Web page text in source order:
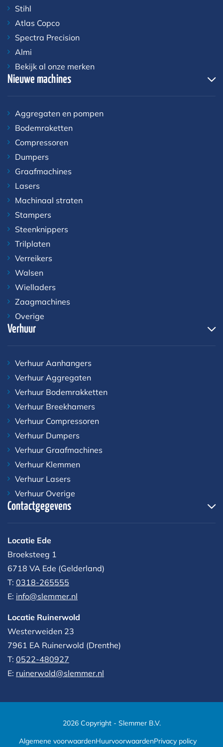
Stihl
Atlas Copco
Spectra Precision
Almi
Bekijk al onze merken
Nieuwe machines
Aggregaten en pompen
Bodemraketten
Compressoren
Dumpers
Graafmachines
Lasers
Machinaal straten
Stampers
Steenknippers
Trilplaten
Verreikers
Walsen
Wielladers
Zaagmachines
Overige
Verhuur
Verhuur Aanhangers
Verhuur Aggregaten
Verhuur Bodemrakketten
Verhuur Breekhamers
Verhuur Compressoren
Verhuur Dumpers
Verhuur Graafmachines
Verhuur Klemmen
Verhuur Lasers
Verhuur Overige
Contactgegevens
Locatie Ede
Broeksteeg 1
6718 VA Ede (Gelderland)
T: 0318-265555
E: info@slemmer.nl
Locatie Ruinerwold
Westerweiden 23
7961 EA Ruinerwold (Drenthe)
T: 0522-480927‬
E: ruinerwold@slemmer.nl
2026 Copyright - Slemmer B.V.
Algemene voorwaardenHuurvoorwaardenPrivacy policy